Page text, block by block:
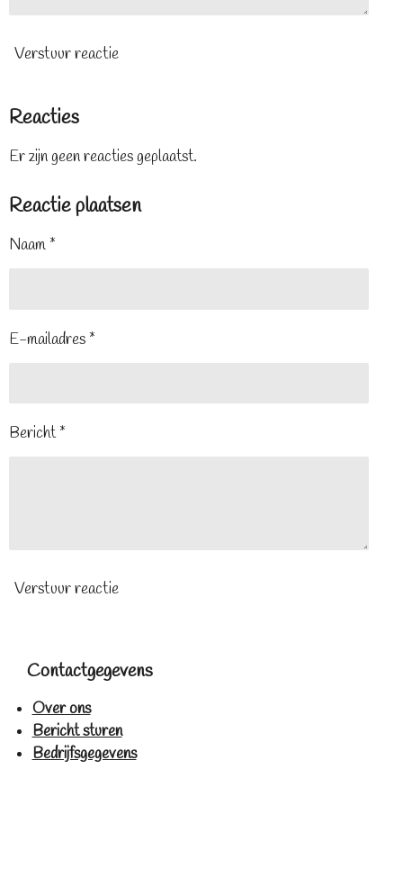
Verstuur reactie
Reacties
Er zijn geen reacties geplaatst.
Reactie plaatsen
Naam *
E-mailadres *
Bericht *
Verstuur reactie
Contactgegevens
Over ons
Bericht sturen
Bedrijfsgegevens